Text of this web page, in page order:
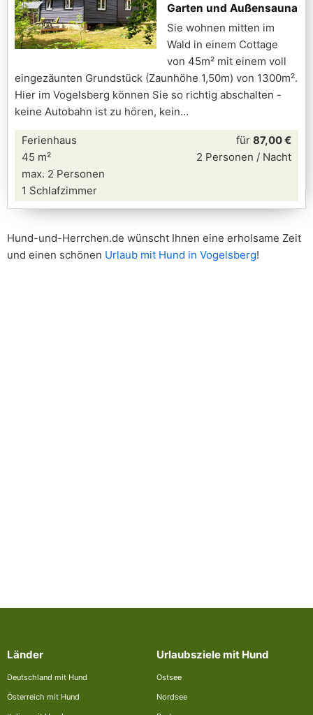
Garten und Außensauna
Sie wohnen mitten im
Wald in einem Cottage
von 45m² mit einem voll
eingezäunten Grundstück (Zaunhöhe 1,50m) von 1300m².
Hier im Vogelsberg können Sie so richtig abschalten -
keine Autobahn ist zu hören, kein
Ferienhaus
45 m²
max. 2 Personen
1 Schlafzimmer
für 87,00 €
2 Personen / Nacht
Hund-und-Herrchen.de wünscht Ihnen eine erholsame Zeit
und einen schönen Urlaub mit Hund in Vogelsberg!
Länder
Deutschland mit Hund
Österreich mit Hund
Urlaubsziele mit Hund
Ostsee
Nordsee